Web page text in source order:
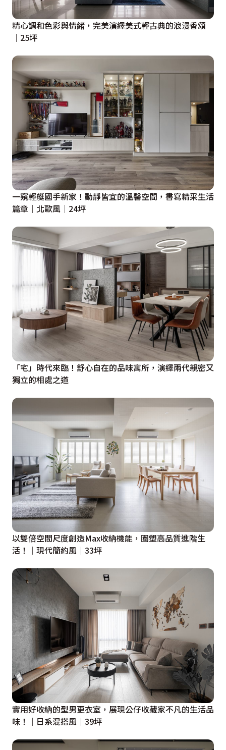
精心調和色彩與情緒，完美演繹美式輕古典的浪漫香頌
│25坪
一窺輕艇國手新家！動靜皆宜的溫馨空間，書寫精采生活
篇章│北歐風│24坪
「宅」時代來臨！舒心自在的品味寓所，演繹兩代親密又
獨立的相處之道
以雙倍空間尺度創造Max收納機能，圍塑高品質進階生
活！│現代簡約風│33坪
實用好收納的型男更衣室，展現公仔收藏家不凡的生活品
味！｜日系混搭風｜39坪